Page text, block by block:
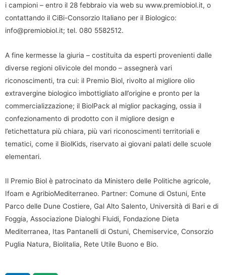
i campioni – entro il 28 febbraio via web su www.premiobiol.it, o
contattando il CiBi-Consorzio Italiano per il Biologico:
info@premiobiol.it; tel. 080 5582512.
A fine kermesse la giuria – costituita da esperti provenienti dalle
diverse regioni olivicole del mondo – assegnerà vari
riconoscimenti, tra cui: il Premio Biol, rivolto al migliore olio
extravergine biologico imbottigliato all’origine e pronto per la
commercializzazione; il BiolPack al miglior packaging, ossia il
confezionamento di prodotto con il migliore design e
l’etichettatura più chiara, più vari riconoscimenti territoriali e
tematici, come il BiolKids, riservato ai giovani palati delle scuole
elementari.
Il Premio Biol è patrocinato da Ministero delle Politiche agricole,
Ifoam e AgribioMediterraneo. Partner: Comune di Ostuni, Ente
Parco delle Dune Costiere, Gal Alto Salento, Università di Bari e di
Foggia, Associazione Dialoghi Fluidi, Fondazione Dieta
Mediterranea, Itas Pantanelli di Ostuni, Chemiservice, Consorzio
Puglia Natura, Biolitalia, Rete Utile Buono e Bio.